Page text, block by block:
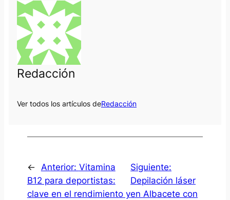
Redacción
Ver todos los artículos deRedacción
← Anterior: Vitamina
B12 para deportistas:
clave en el rendimiento y
Siguiente:
Depilación láser
en Albacete con